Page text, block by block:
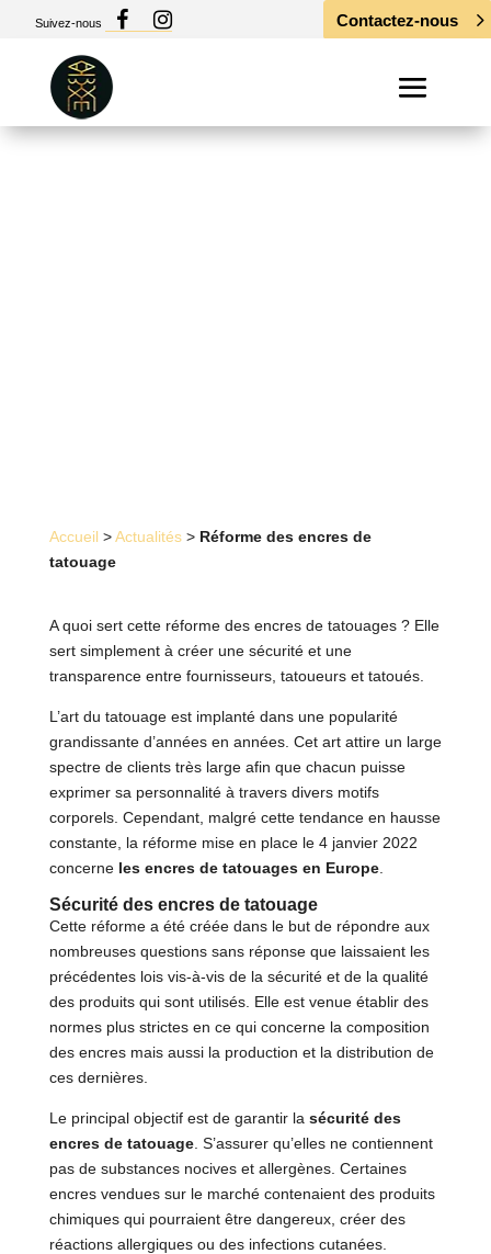
Suivez-nous Contactez-nous
Accueil >Actualités> Réforme des encres de
tatouage
A quoi sert cette réforme des encres de tatouages ? Elle
sert simplement à créer une sécurité et une
transparence entre fournisseurs, tatoueurs et tatoués.
L’art du tatouage est implanté dans une popularité
grandissante d’années en années. Cet art attire un large
spectre de clients très large afin que chacun puisse
exprimer sa personnalité à travers divers motifs
corporels. Cependant, malgré cette tendance en hausse
constante, la réforme mise en place le 4 janvier 2022
concerne les encres de tatouages en Europe.
Sécurité des encres de tatouage
Cette réforme a été créée dans le but de répondre aux
nombreuses questions sans réponse que laissaient les
précédentes lois vis-à-vis de la sécurité et de la qualité
des produits qui sont utilisés. Elle est venue établir des
normes plus strictes en ce qui concerne la composition
des encres mais aussi la production et la distribution de
ces dernières.
Le principal objectif est de garantir la sécurité des
encres de tatouage. S’assurer qu’elles ne contiennent
pas de substances nocives et allergènes. Certaines
encres vendues sur le marché contenaient des produits
chimiques qui pourraient être dangereux, créer des
réactions allergiques ou des infections cutanées.